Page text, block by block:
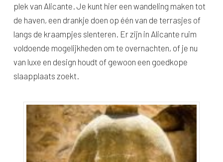
plek van Alicante. Je kunt hier een wandeling maken tot
de haven, een drankje doen op één van de terrasjes of
langs de kraampjes slenteren. Er zijn in Alicante ruim
voldoende mogelijkheden om te overnachten, of je nu
van luxe en design houdt of gewoon een goedkope
slaapplaats zoekt.